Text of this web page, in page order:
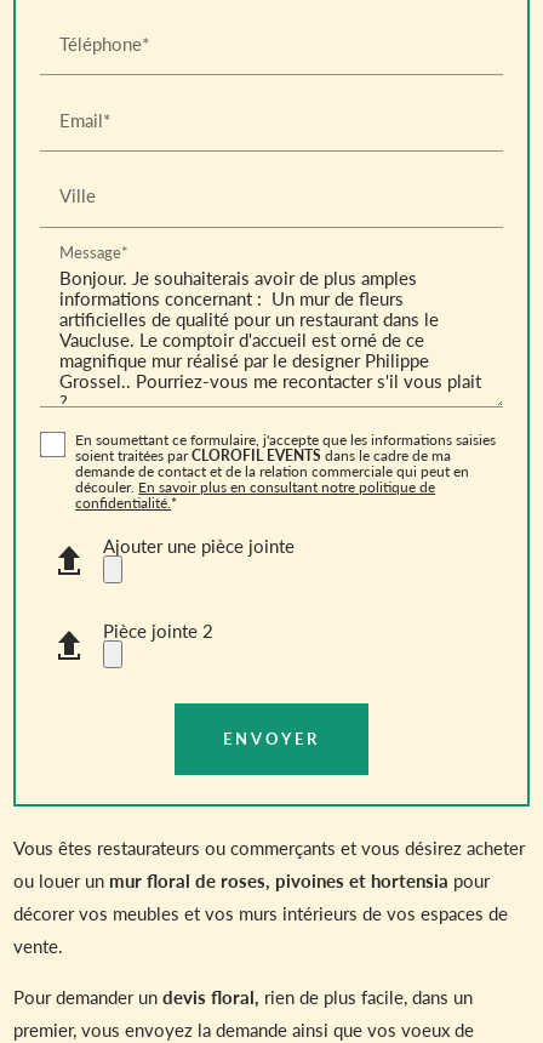
Téléphone*
Email*
Ville
Message*
En soumettant ce formulaire, j'accepte que les informations saisies
soient traitées parCLOROFIL EVENTS dans le cadre de ma
demande de contact et de la relation commerciale qui peut en
découler. En savoir plus en consultant notre politique de
confidentialité.*
Ajouter une pièce jointe
Pièce jointe 2
Vous êtes restaurateurs ou commerçants et vous désirez acheter
ou louer un mur floral de roses, pivoines et hortensia pour
décorer vos meubles et vos murs intérieurs de vos espaces de
vente.
Pour demander undevis floral, rien de plus facile, dans un
premier, vous envoyez la demande ainsi que vos voeux de